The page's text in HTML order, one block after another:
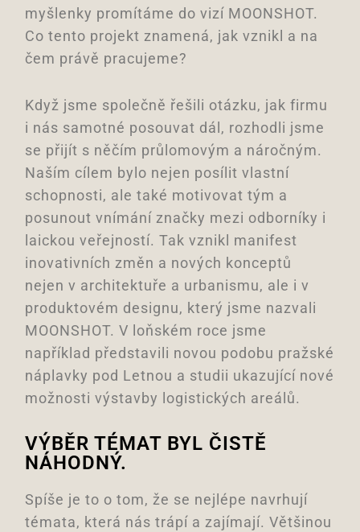
myšlenky promítáme do vizí MOONSHOT.
Co tento projekt znamená, jak vznikl a na
čem právě pracujeme?
Když jsme společně řešili otázku, jak firmu
i nás samotné posouvat dál, rozhodli jsme
se přijít s něčím průlomovým a náročným.
Naším cílem bylo nejen posílit vlastní
schopnosti, ale také motivovat tým a
posunout vnímání značky mezi odborníky i
laickou veřejností. Tak vznikl manifest
inovativních změn a nových konceptů
nejen v architektuře a urbanismu, ale i v
produktovém designu, který jsme nazvali
MOONSHOT. V loňském roce jsme
například představili novou podobu pražské
náplavky pod Letnou a studii ukazující nové
možnosti výstavby logistických areálů.
VÝBĚR TÉMAT BYL ČISTĚ
NÁHODNÝ.
Spíše je to o tom, že se nejlépe navrhují
témata, která nás trápí a zajímají. Většinou